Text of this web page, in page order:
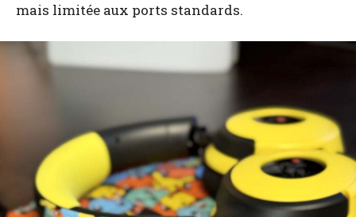
mais limitée aux ports standards.